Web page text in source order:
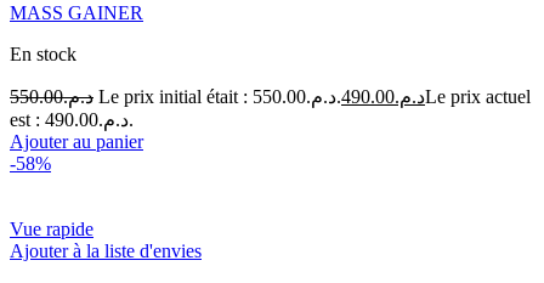
MASS GAINER
En stock
د.م.550.00 Le prix initial était : د.م.550.00. د.م.490.00
Le prix actuel
est : د.م.490.00.
Ajouter au panier
-58%
Vue rapide
Ajouter à la liste d'envies